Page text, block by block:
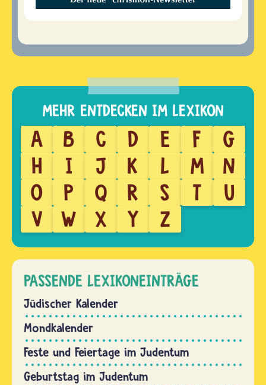
A B C D E F
G
H
I J K L M
N
O
P Q R S T
U
V
W X Y Z
PASSENDE LEXIKONEINTRÄGE
Jüdischer Kalender
Mondkalender
Feste und Feiertage im Judentum
Geburtstag im Judentum